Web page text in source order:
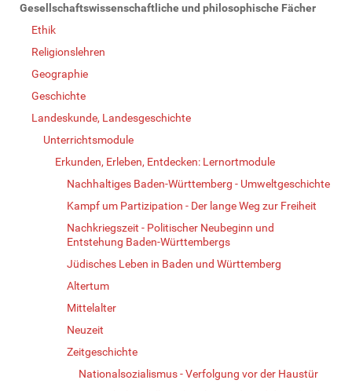
Gesellschaftswissenschaftliche und philosophische Fächer
Ethik
Religionslehren
Geographie
Geschichte
Landeskunde, Landesgeschichte
Unterrichtsmodule
Erkunden, Erleben, Entdecken: Lernortmodule
Nachhaltiges Baden-Württemberg - Umweltgeschichte
Kampf um Partizipation - Der lange Weg zur Freiheit
Nachkriegszeit - Politischer Neubeginn und
Entstehung Baden-Württembergs
Jüdisches Leben in Baden und Württemberg
Altertum
Mittelalter
Neuzeit
Zeitgeschichte
Nationalsozialismus - Verfolgung vor der Haustür